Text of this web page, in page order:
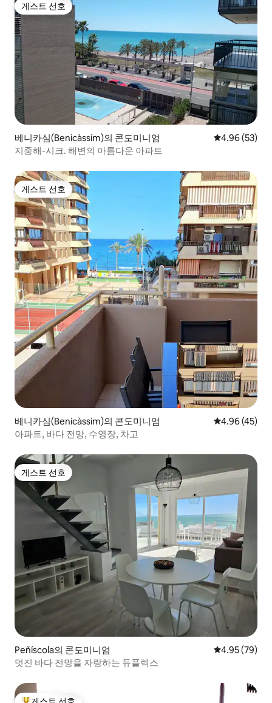
게스트 선호
게스트 선호
베니카심(Benicàssim)의 콘도미니엄 평점 4.96점(5
4.96 (53)
지중해-시크. 해변의 아름다운 아파트
게스트 선호
게스트 선호
베니카심(Benicàssim)의 콘도미니엄 평점 4.96점(5
4.96 (45)
아파트, 바다 전망, 수영장, 차고
게스트 선호
게스트 선호
Peñíscola의 콘도미니엄 평점 4.95점(5
4.95 (79)
멋진 바다 전망을 자랑하는 듀플렉스